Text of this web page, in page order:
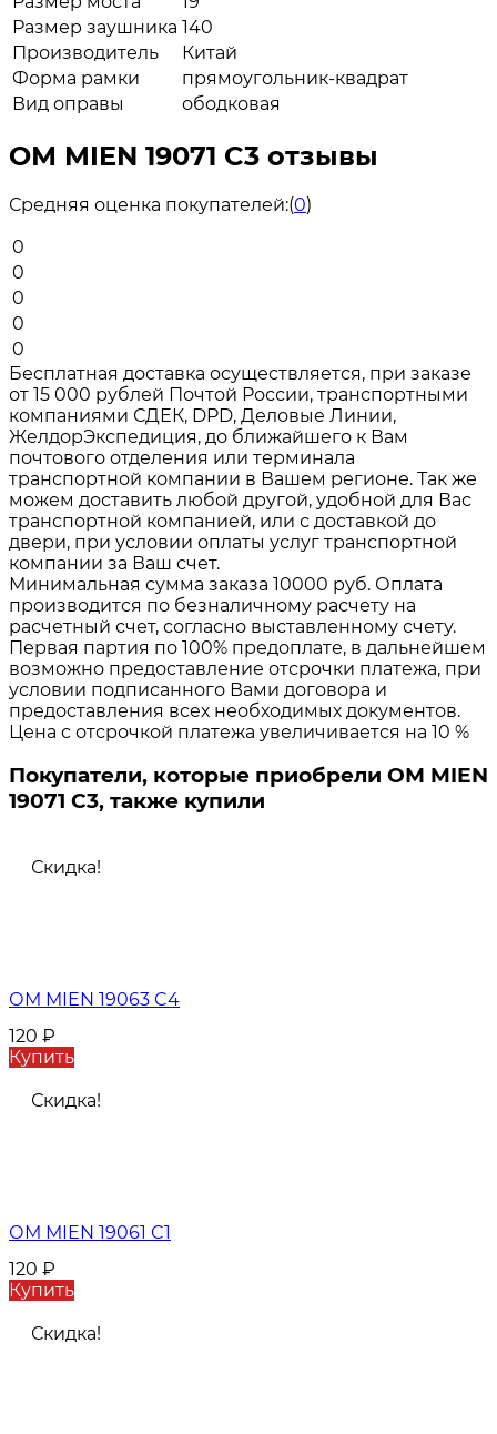
Размер заушника 140
Производитель
Китай
Форма рамки
прямоугольник-квадрат
Вид оправы
ободковая
ОМ MIEN 19071 C3 отзывы
Средняя оценка покупателей:(0)
0
0
0
0
0
Бесплатная доставка осуществляется, при заказе
от 15 000 рублей Почтой России, транспортными
компаниями СДЕК, DPD, Деловые Линии,
ЖелдорЭкспедиция, до ближайшего к Вам
почтового отделения или терминала
транспортной компании в Вашем регионе. Так же
можем доставить любой другой, удобной для Вас
транспортной компанией, или с доставкой до
двери, при условии оплаты услуг транспортной
компании за Ваш счет.
Минимальная сумма заказа 10000 руб. Оплата
производится по безналичному расчету на
расчетный счет, согласно выставленному счету.
Первая партия по 100% предоплате, в дальнейшем
возможно предоставление отсрочки платежа, при
условии подписанного Вами договора и
предоставления всех необходимых документов.
Цена с отсрочкой платежа увеличивается на 10 %
Покупатели, которые приобрели ОМ MIEN
19071 C3, также купили
Скидка!
ОМ MIEN 19063 C4
120 ₽
Купить
Скидка!
ОМ MIEN 19061 C1
120 ₽
Купить
Скидка!